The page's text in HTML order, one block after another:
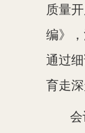
质量
编》
通过
育走